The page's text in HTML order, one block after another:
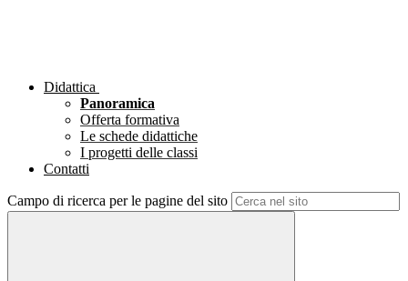
Didattica
Panoramica
Offerta formativa
Le schede didattiche
I progetti delle classi
Contatti
Campo di ricerca per le pagine del sito